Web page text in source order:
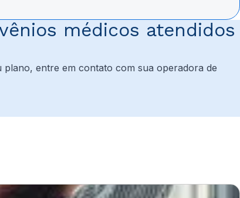
médicos atendidos
entre em contato com sua operadora de